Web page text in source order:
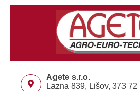
Agete s.r.o.
Lazna 839, Lišov, 373 72